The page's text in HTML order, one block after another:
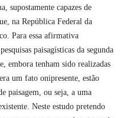
supostamente capazes de
na República Federal da
Para essa afirmativa
paisagísticas da segunda
embora tenham sido realizadas
um fato onipresente, estão
paisagem, ou seja, a uma
Neste estudo pretendo